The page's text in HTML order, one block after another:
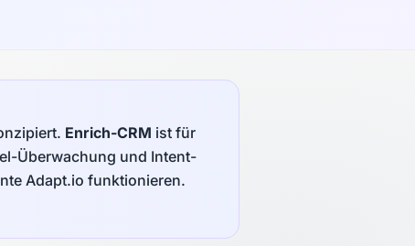
Enrich-CRM ist für
Überwachung und Intent-
Adapt.io funktionieren.